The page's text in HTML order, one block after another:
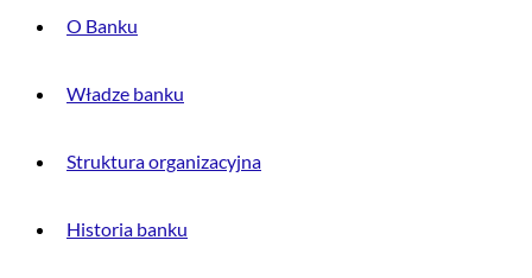
O Banku
Władze banku
Struktura organizacyjna
Historia banku